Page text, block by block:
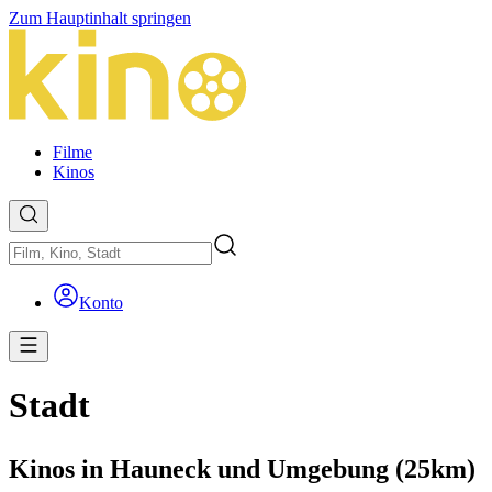
Zum Hauptinhalt springen
Filme
Kinos
Konto
Stadt
Kinos in Hauneck und Umgebung (25km)